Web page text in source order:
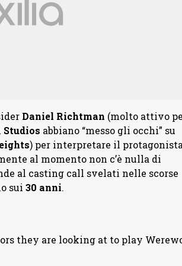
Daniel Richtman (molto attivo
Studios abbiano “messo gli occhi” su
) per interpretare il
al momento non c’è nulla di
al casting call svelati nelle scorse
sui 30 anni.
they are looking at to play